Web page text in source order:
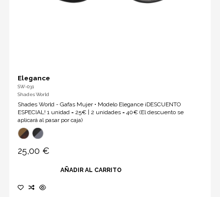
Elegance
SW-031
Shades World
Shades World - Gafas Mujer • Modelo Elegance ¡DESCUENTO
ESPECIAL! 1 unidad = 25€ | 2 unidades = 40€ (El descuento se
aplicará al pasar por caja)
25,00 €
AÑADIR AL CARRITO